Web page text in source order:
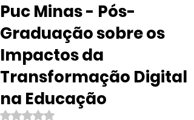
Puc Minas - Pós-
Graduação sobre os
Impactos da
Transformação Digital
na Educação
Avaliado com NaN de 5 estrelas.